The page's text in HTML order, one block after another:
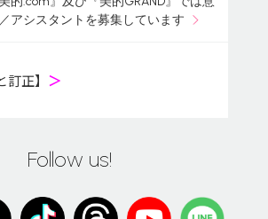
アシスタントを募集しています
訂正】 ＞
Follow us!